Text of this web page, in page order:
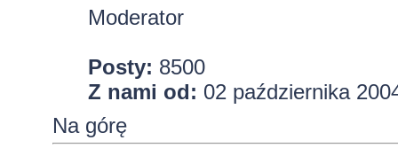
Moderator
Posty: 8500
Z nami od: 02 października
Na górę